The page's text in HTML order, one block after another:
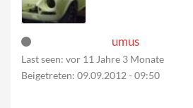
umus
Last seen: vor 11 Jahre 3 Monate
Beigetreten: 09.09.2012 - 09:50